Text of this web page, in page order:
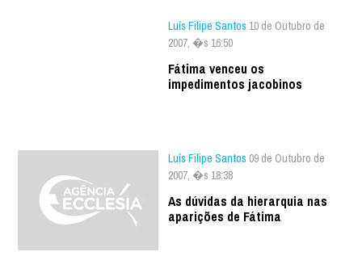
Luís Filipe Santos 10 de Outubro de
2007, �s 16:50
Fátima venceu os
impedimentos jacobinos
Luís Filipe Santos 09 de Outubro de
2007, �s 18:38
As dúvidas da hierarquia nas
aparições de Fátima